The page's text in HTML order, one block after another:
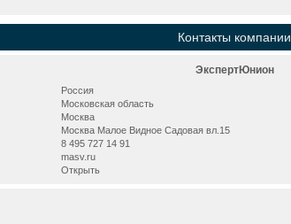
Контакты компании
ЭкспертЮнион
Россия
Московская область
Москва
Москва Малое Видное Садовая вл.15
8 495 727 14 91
masv.ru
Открыть